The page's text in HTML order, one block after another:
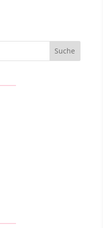
Suche